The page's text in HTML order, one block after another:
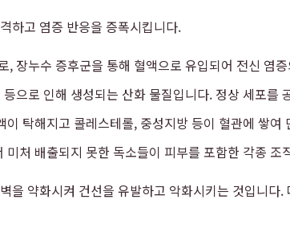
하고 염증 반응을 증폭시킵니다.
장누수 증후군을 통해 혈액으로 유입되어 전신 염
으로 인해 생성되는 산화 물질입니다. 정상 세포를
탁해지고 콜레스테롤, 중성지방 등이 혈관에 쌓여
처 배출되지 못한 독소들이 피부를 포함한 각종
약화시켜 건선을 유발하고 악화시키는 것입니다.